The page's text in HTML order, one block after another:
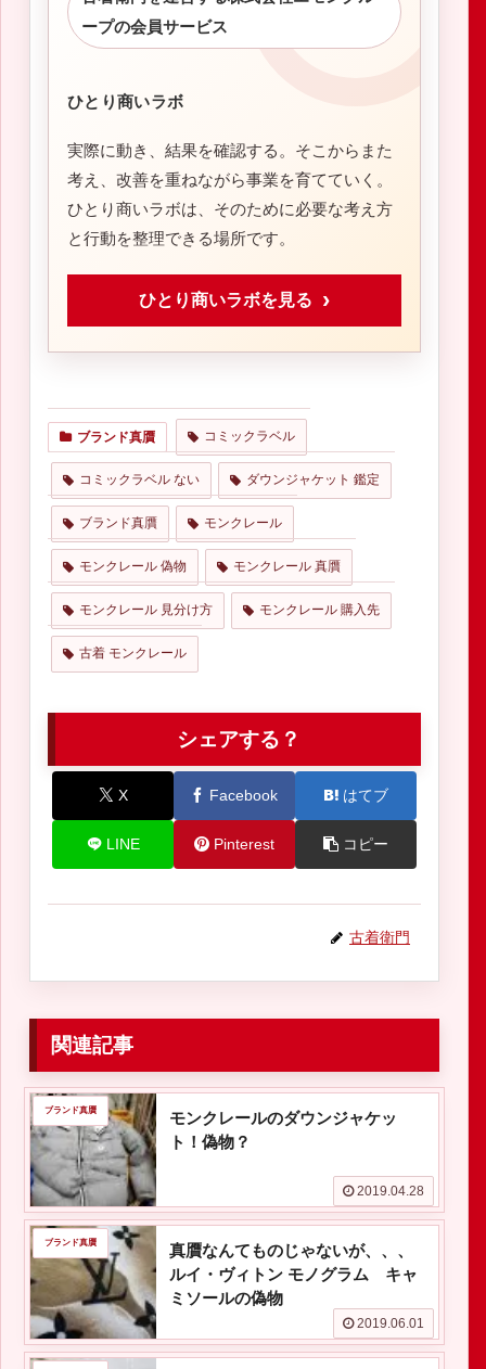
ープの会員サービス
ひとり商いラボ
実際に動き、結果を確認する。そこからまた
考え、改善を重ねながら事業を育てていく。
ひとり商いラボは、そのために必要な考え方
と行動を整理できる場所です。
ひとり商いラボを見る
ブランド真贋 コミックラベル
コミックラベル ない ダウンジャケット 鑑定
ブランド真贋 モンクレール
モンクレール 偽物 モンクレール 真贋
モンクレール 見分け方 モンクレール 購入先
古着 モンクレール
シェアする？
X Facebook はてブ
LINE Pinterest コピー
古着衛門
関連記事
ブランド真贋
モンクレールのダウンジャケッ
ト！偽物？
2019.04.28
ブランド真贋
真贋なんてものじゃないが、、、
ルイ・ヴィトン モノグラム キャ
ミソールの偽物
2019.06.01